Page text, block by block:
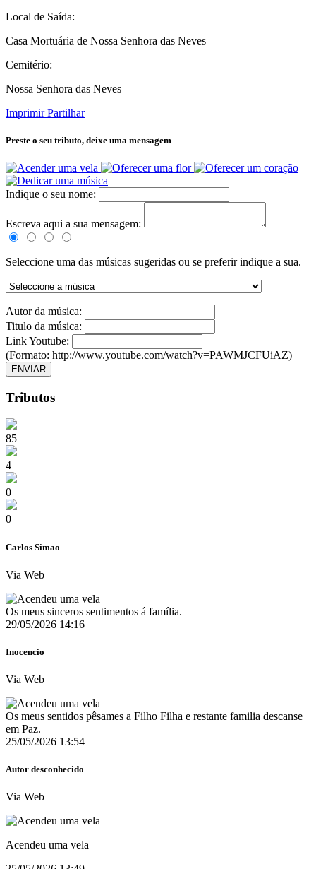
Local de Saída:
Casa Mortuária de Nossa Senhora das Neves
Cemitério:
Nossa Senhora das Neves
Imprimir Partilhar
Preste o seu tributo, deixe uma mensagem
Indique o seu nome:
Escreva aqui a sua mensagem:
Seleccione uma das músicas sugeridas ou se preferir indique a sua.
Autor da música:
Titulo da música:
Link Youtube:
(Formato: http://www.youtube.com/watch?v=PAWMJCFUiAZ)
ENVIAR
Tributos
85
4
0
0
Carlos Simao
Via Web
Os meus sinceros sentimentos á família.
29/05/2026 14:16
Inocencio
Via Web
Os meus sentidos pêsames a Filho Filha e restante familia descanse
em Paz.
25/05/2026 13:54
Autor desconhecido
Via Web
Acendeu uma vela